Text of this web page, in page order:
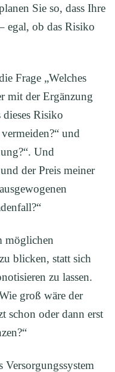
Sie so, dass Ihre
egal, ob das Risiko
Frage „Welches
mit der Ergänzung
dieses Risiko
und
Und
der Preis meiner
möglichen
blicken, statt sich
zu lassen.
groß wäre der
schon oder dann erst
Versorgungssystem